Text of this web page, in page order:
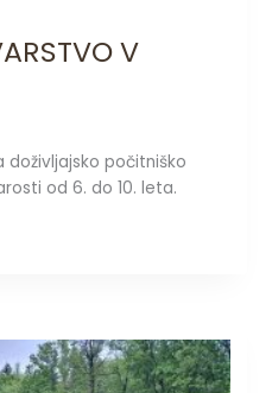
V
doživljajsko počitniško
od 6. do 10. leta.